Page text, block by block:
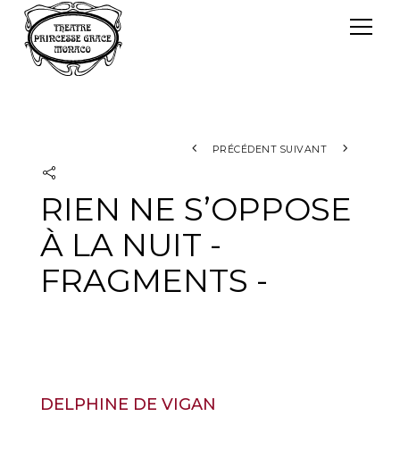
Le TPG
PRÉCÉDENT SUIVANT
RIEN NE S’OPPOSE
À LA NUIT -
FRAGMENTS -
DELPHINE DE VIGAN
Panneau de gestion des cookies